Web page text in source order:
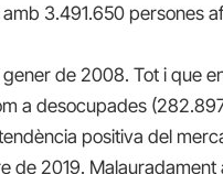
3.491.650 persones
gener de 2008. Tot i que
a desocupades
positiva del
de 2019.